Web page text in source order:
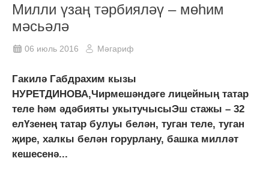
Милли үзаң тәрбияләү – мөһим
мәсьәлә
06 июль 2016 Мәгариф
Гакилә Габдрахим кызы
НУРЕТДИНОВА,Чирмешәндәге лицейның татар
теле һәм әдәбияты укытучысыЭш стажы – 32
елҮзенең татар булуы белән, туган теле, туган
җире, халкы белән горурлану, башка милләт
кешесенә...